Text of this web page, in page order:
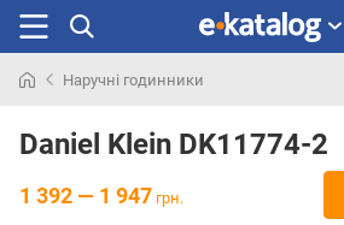
раніше
Наручні годинники
Daniel Klein DK11774-2
1 392 — 1 947 грн.